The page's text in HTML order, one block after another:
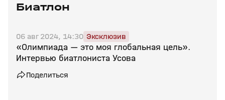
Биатлон
06 авг 2024, 14:30 Эксклюзив
«Олимпиада — это моя глобальная цель».
Интервью биатлониста Усова
Поделиться